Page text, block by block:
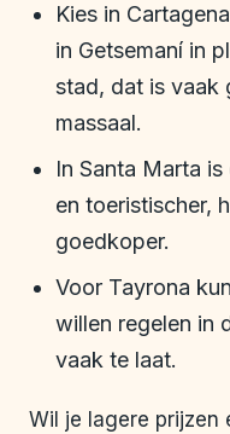
Kies in
in Getsemaní in
stad, dat is vaak
massaal.
In Santa Marta
en toeristischer,
goedkoper.
Voor Tayrona
willen regelen in
vaak te laat.
Wil je lagere prijzen